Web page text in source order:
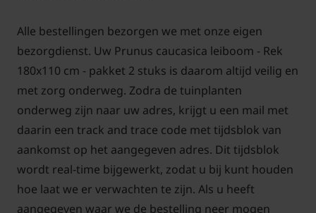
Bomen van tuinplantenwinkel.nl kunt u jaarrond
planten. Dit kan omdat we al onze bomen in pot
leveren. Aanplanten in de herfst, winter, lente én
zomer is dus altijd mogelijk, met
aangroeigarantie!
Een keuzehulp voor het kopen van leibomen op
Tuinplantenwinkel.nl vindt uhier!
Alle bestellingen bezorgen we met onze eigen
bezorgdienst. Uw Prunus caucasica leiboom - Rek
180x110 cm - pakket 2 stuks is daarom altijd veilig en
met zorg onderweg. Zodra de tuinplanten
onderweg zijn naar uw adres, krijgt u een mail met
daarin een track and trace code met tijdsblok van
aankomst op het aangegeven adres. Dit tijdsblok
wordt real-time bijgewerkt, zodat u bij kunt houden
hoe laat we er verwachten te zijn. Als u heeft
aangegeven waar we de bestelling neer mogen